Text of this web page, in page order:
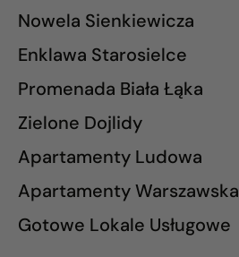
Nowela Sienkiewicza
Enklawa Starosielce
Promenada Biała Łąka
Zielone Dojlidy
Apartamenty Ludowa
Apartamenty Warszawska
Gotowe Lokale Usługowe